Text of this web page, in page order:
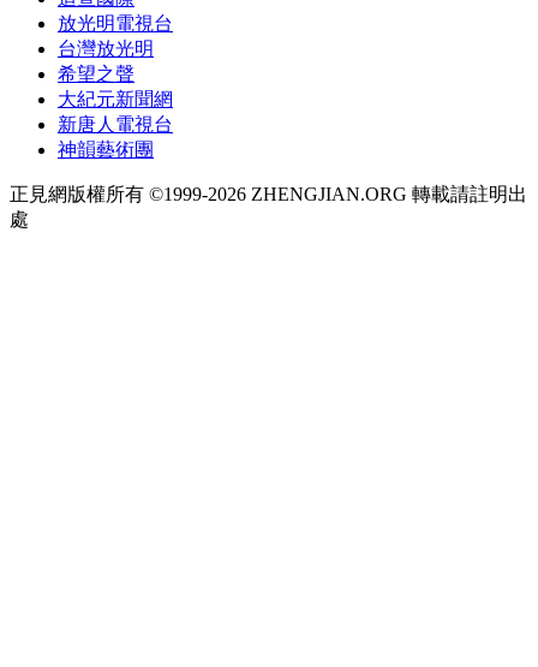
放光明電視台
台灣放光明
希望之聲
大紀元新聞網
新唐人電視台
神韻藝術團
正見網版權所有 ©1999-2026 ZHENGJIAN.ORG 轉載請註明出
處